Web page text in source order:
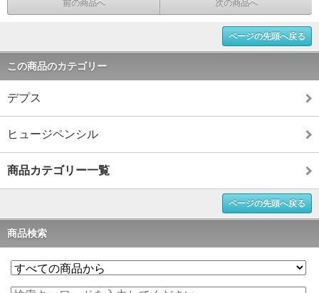
前の商品へ 次の商品へ
ページの先頭へ戻る
この商品のカテゴリー
デプス
ヒュージペンシル
商品カテゴリー一覧
ページの先頭へ戻る
商品検索